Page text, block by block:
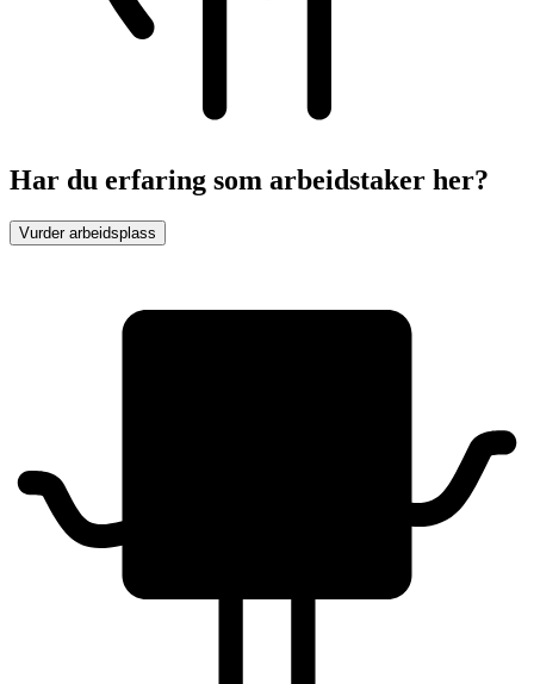
Har du erfaring som arbeidstaker her?
Vurder arbeidsplass